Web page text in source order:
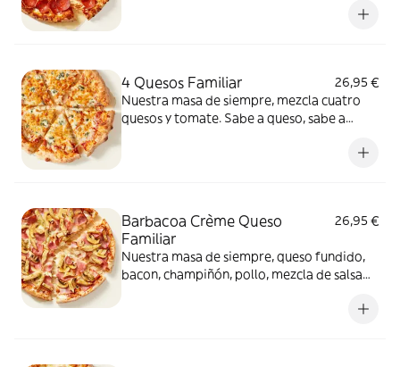
4 Quesos Familiar
26,95 €
Nuestra masa de siempre, mezcla cuatro
quesos y tomate. Sabe a queso, sabe a
Barbacoa Crème Queso
Familiar
26,95 €
Nuestra masa de siempre, queso fundido,
bacon, champiñón, pollo, mezcla de salsa